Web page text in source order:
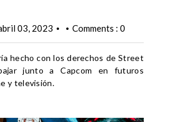
03, 2023 • • Comments : 0
hecho con los derechos de Street
junto a Capcom en futuros
y televisión.